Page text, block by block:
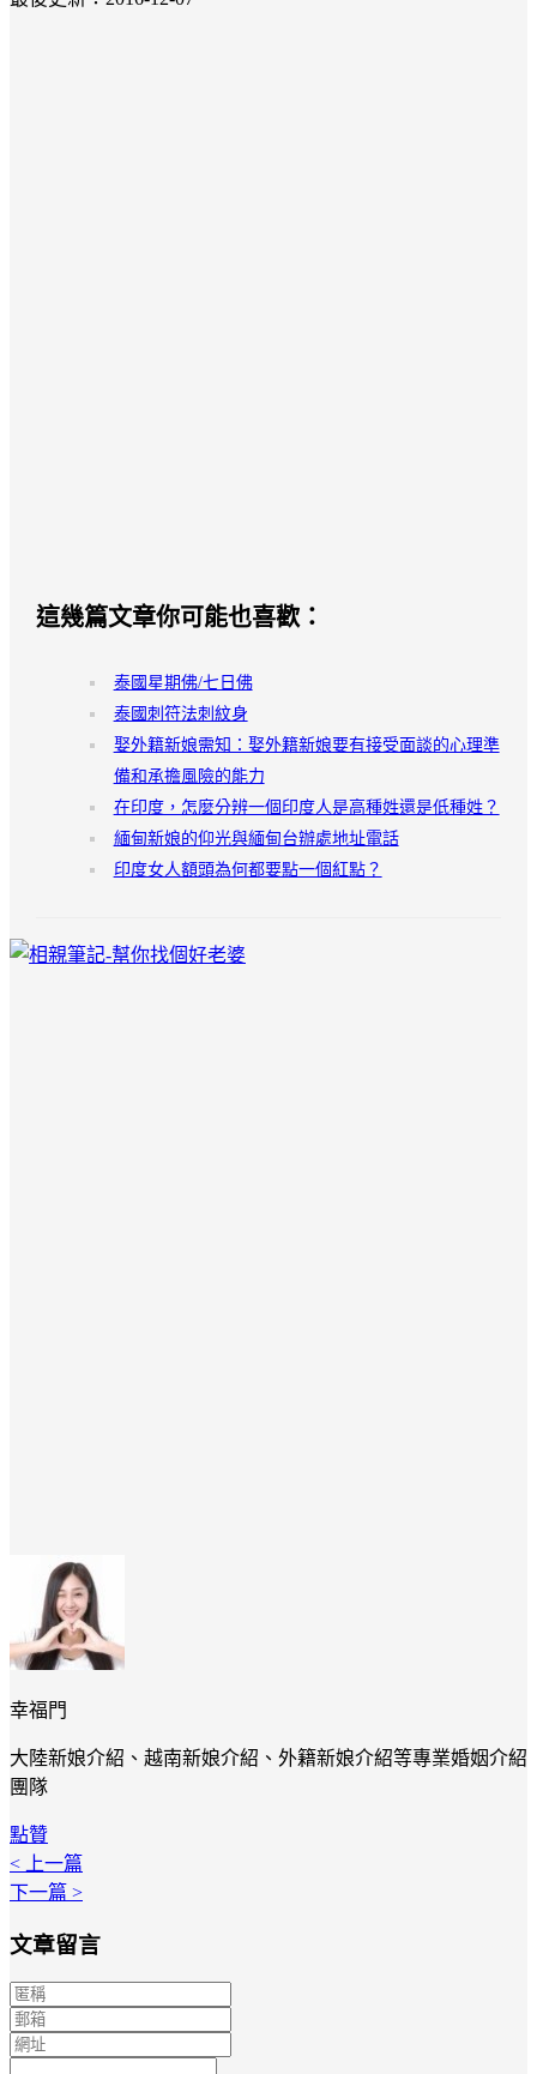
這幾篇文章你可能也喜歡：
泰國星期佛/七日佛
泰國刺符法刺紋身
娶外籍新娘需知：娶外籍新娘要有接受面談的心理準
備和承擔風險的能力
在印度，怎麼分辨一個印度人是高種姓還是低種姓？
緬甸新娘的仰光與緬甸台辦處地址電話
印度女人額頭為何都要點一個紅點？
幸福門
大陸新娘介紹、越南新娘介紹、外籍新娘介紹等專業婚姻介紹
團隊
點贊
< 上一篇
下一篇 >
文章留言